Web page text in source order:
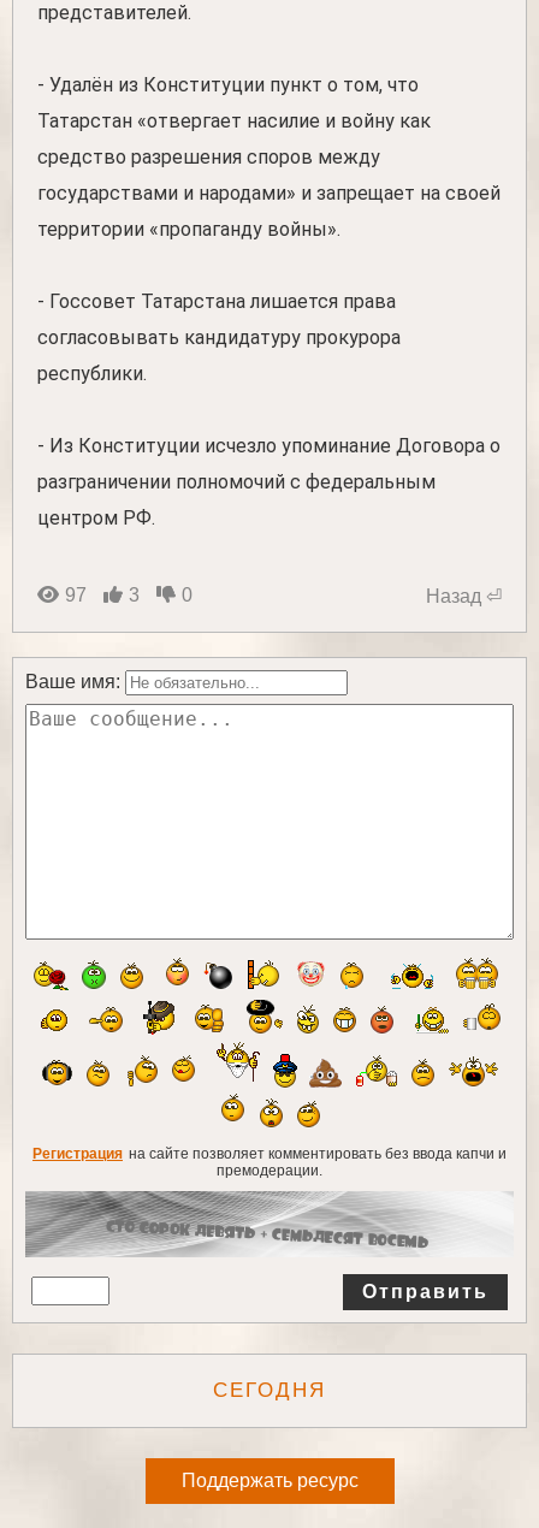
представителей.
- Удалён из Конституции пункт о том, что
Татарстан «отвергает насилие и войну как
средство разрешения споров между
государствами и народами» и запрещает на своей
территории «пропаганду войны».
- Госсовет Татарстана лишается права
согласовывать кандидатуру прокурора
республики.
- Из Конституции исчезло упоминание Договора о
разграничении полномочий с федеральным
центром РФ.
97 3 0 Назад ⏎
Ваше имя:
Регистрация на сайте позволяет комментировать без ввода капчи и
премодерации.
Отправить
СЕГОДНЯ
Поддержать ресурс